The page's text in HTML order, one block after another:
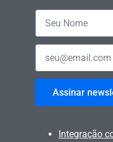
Assinar
Integração